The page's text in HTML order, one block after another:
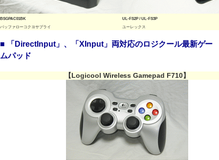
BSGPAC01BK
バッファローコクヨサプライ
UL-FS2P / UL-FS3P
ユーレックス
■ 「DirectInput」、「XInput」両対応のロジクール最新ゲー
ムパッド
【Logicool Wireless Gamepad F710】